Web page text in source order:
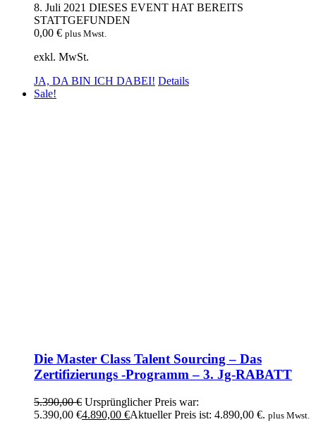
8. Juli 2021 DIESES EVENT HAT BEREITS
STATTGEFUNDEN
0,00 € plus Mwst.
exkl. MwSt.
JA, DA BIN ICH DABEI! Details
Sale!
Die Master Class Talent Sourcing – Das
Zertifizierungs -Programm – 3. Jg-RABATT
5.390,00€ Ursprünglicher Preis war:
5.390,00 €4.890,00 €Aktueller Preis ist: 4.890,00 €. plus Mwst.